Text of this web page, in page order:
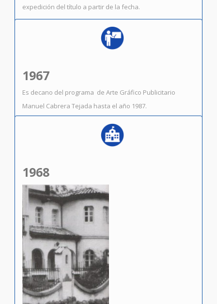
expedición del título a partir de la fecha.
1967
Es decano del programa de Arte Gráfico Publicitario
Manuel Cabrera Tejada hasta el año 1987.
1968